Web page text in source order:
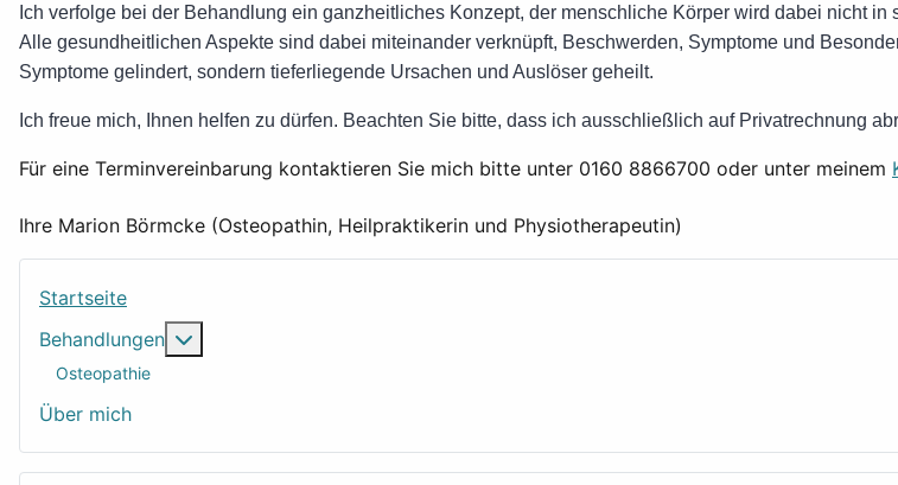
Ich verfolge bei der Behandlung ein ganzheitliches Konzept, der menschliche Körper wird dabei nicht
Alle gesundheitlichen Aspekte sind dabei miteinander verknüpft, Beschwerden, Symptome und
Symptome gelindert, sondern tieferliegende Ursachen und Auslöser geheilt.
Ich freue mich, Ihnen helfen zu dürfen. Beachten Sie bitte, dass ich ausschließlich auf Privatrechnung
Für eine Terminvereinbarung kontaktieren Sie mich bitte unter 0160 8866700 oder unter meinem
Ihre Marion Börmcke (Osteopathin, Heilpraktikerin und Physiotherapeutin)
Startseite
Behandlungen
Osteopathie
Über mich